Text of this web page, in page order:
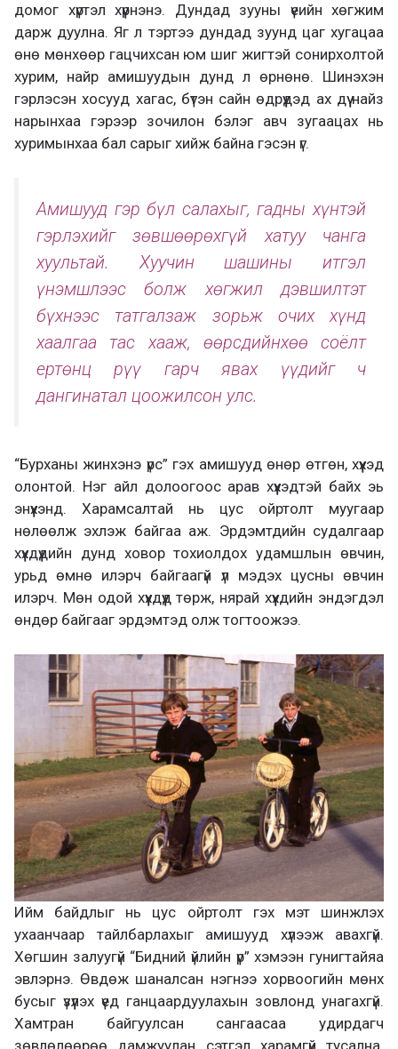
домог хүртэл хүүрнэнэ. Дундад зууны үеийн хөгжим
дарж дуулна. Яг л тэртээ дундад зуунд цаг хугацаа
өнө мөнхөөр гацчихсан юм шиг жигтэй сонирхолтой
хурим, найр амишуудын дунд л өрнөнө. Шинэхэн
гэрлэсэн хосууд хагас, бүтэн сайн өдрүүдэд ах дүү найз
нарынхаа гэрээр зочилон бэлэг авч зугаацах нь
хуримынхаа бал сарыг хийж байна гэсэн үг.
Амишууд гэр бүл салахыг, гадны хүнтэй
гэрлэхийг зөвшөөрөхгүй хатуу чанга
хуультай. Хуучин шашины итгэл
үнэмшлээс болж хөгжил дэвшилтэт
бүхнээс татгалзаж зорьж очих хүнд
хаалгаа тас хааж, өөрсдийнхөө соёлт
ертөнц рүү гарч явах үүдийг ч
дангинатал цоожилсон улс.
“Бурханы жинхэнэ үрс” гэх амишууд өнөр өтгөн, хүүхэд
олонтой. Нэг айл долоогоос арав хүүхэдтэй байх эь
энүүхэнд. Харамсалтай нь цус ойртолт муугаар
нөлөөлж эхлэж байгаа аж. Эрдэмтдийн судалгаар
хүүхдүүдийн дунд ховор тохиолдох удамшлын өвчин,
урьд өмнө илэрч байгаагүй үл мэдэх цусны өвчин
илэрч. Мөн одой хүүхдүүд төрж, нярай хүүхдийн эндэгдэл
өндөр байгааг эрдэмтэд олж тогтоожээ.
Ийм байдлыг нь цус ойртолт гэх мэт шинжлэх
ухаанчаар тайлбарлахыг амишууд хүлээж авахгүй.
Хөгшин залуугүй “Бидний үйлийн үр” хэмээн гунигтайяа
эвлэрнэ. Өвдөж шаналсан нэгнээ хорвоогийн мөнх
бусыг үзүүлэх үед ганцаардуулахын зовлонд унагахгүй.
Хамтран байгуулсан сангаасаа удирдагч
зөвлөлөөрөө дамжуулан сэтгэл харамгүй тусална.